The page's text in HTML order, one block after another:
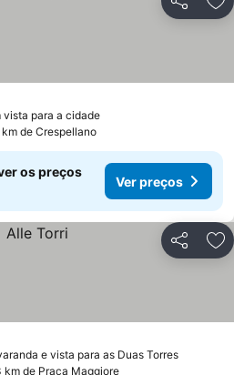
Partilhar
vista para a cidade
de Crespellano
os preços
Ver preços
Partilhar
e vista para as Duas Torres
km de Praça Maggiore